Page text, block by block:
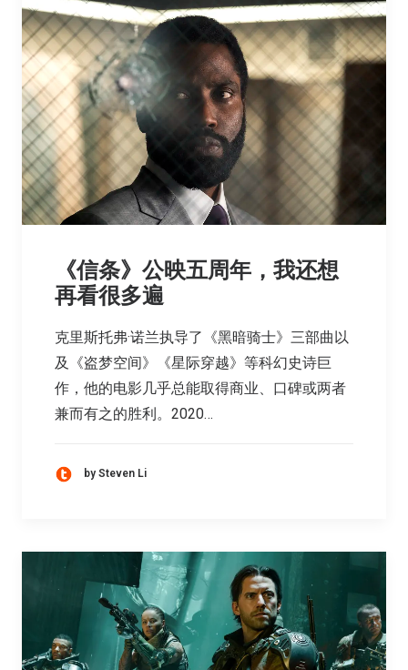
《信条》公映五周年，我还想
再看很多遍
克里斯托弗·诺兰执导了《黑暗骑士》三部曲以
及《盗梦空间》《星际穿越》等科幻史诗巨
作，他的电影几乎总能取得商业、口碑或两者
兼而有之的胜利。2020…
by Steven Li